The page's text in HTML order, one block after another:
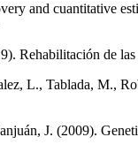
and cuantitative
Rehabilitación de
L., Tablada, M.,
J. (2009).